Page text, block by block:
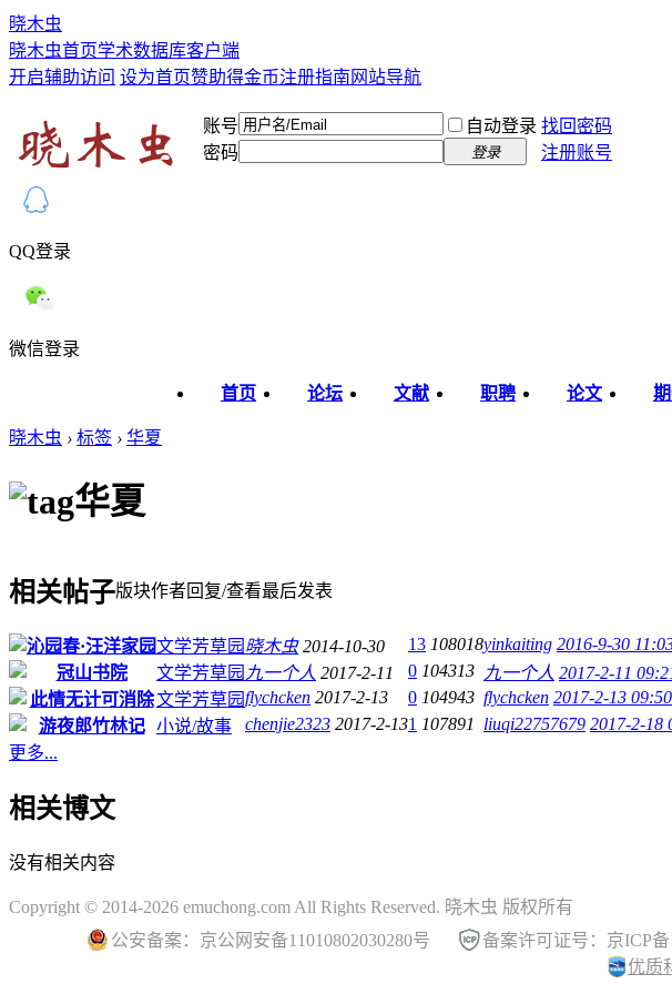
晓木虫
晓木虫首页学术数据库客户端
开启辅助访问 设为首页赞助得金币注册指南 网站导航
账号 自动登录 找回密码
密码
登录 注册账号
QQ登录
微信登录
首页 论坛 文献 职聘 论文 期
晓木虫 › 标签 › 华夏
华夏
相关帖子版块作者回复/查看最后发表
沁园春·汪洋家园文学芳草园 晓木虫 2014-10-30 13 108018yinkaiting 2016-9-30
冠山书院
文学芳草园 九一个人 2017-2-11 0 104313 九一个人 2017-2-11
此情无计可消除文学芳草园flychcken 2017-2-13 0 104943 flychcken 2017-2-13 09:50
游夜郎竹林记
小说/故事 chenjie2323 2017-2-131 107891 liuqi22757679 2017-2-18
更多...
相关博文
没有相关内容
Copyright © 2014-2026 emuchong.com All Rights Reserved. 晓木虫 版权所有
公安备案：京公网安备11010802030280号
备案许可证号：京ICP备
优质